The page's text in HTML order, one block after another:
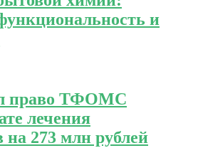
и
право ТФОМС
лечения
на 273 млн рублей